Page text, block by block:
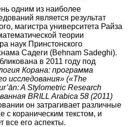
одним из наиболее
является результат
магистра университета Райза
теории
наук Принстонского
Садеги (Behnam Sadeghi).
в 2011 году под
Корана: программа
исследования» («The
A Stylometric Research
BRILL Arabica 58 (2011)
он затрагивает различные
с кораническим текстом, и
все его аспекты.